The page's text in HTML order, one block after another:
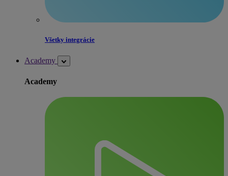
Všetky integrácie
Academy
Academy